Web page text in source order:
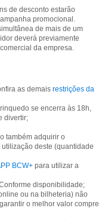
de desconto estarão
promocional.
de mais de um
deverá previamente
da empresa.
as demais restrições da
se encerra às 18h,
divertir;
também adquirir o
deste (quantidade
BCW+ para utilizar a
disponibilidade;
ou na bilheteria) não
o melhor valor compre